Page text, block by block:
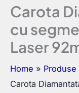
Carota
cu
Laser
Home
Produse
Carota